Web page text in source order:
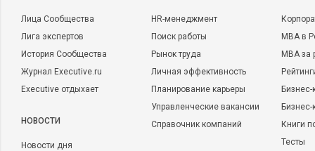
Лица Сообщества
Лига экспертов
История Сообщества
Журнал Executive.ru
Executive отдыхает
НОВОСТИ
Новости дня
HR-менеджмент
Поиск работы
Рынок труда
Личная эффективность
Планирование карьеры
Управленческие вакансии
Справочник компаний
MBA в
MBA
Бизнес-
Книги
Тесты